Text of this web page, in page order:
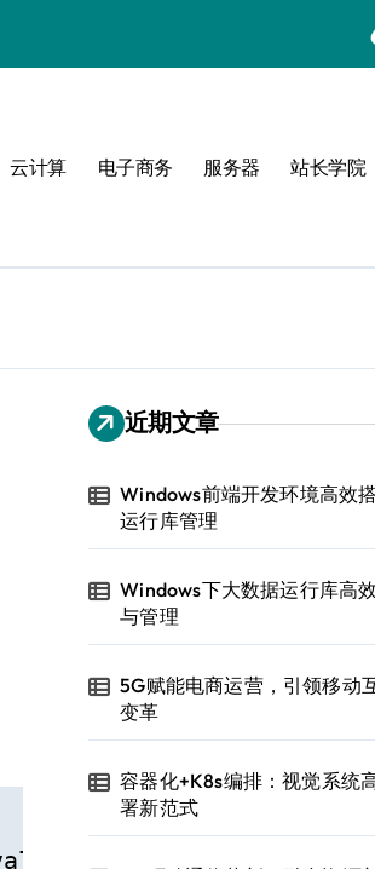
云计算 电子商务 服务器 站长学院
近期文章
Windows前端开发环境高效
运行库管理
Windows下大数据运行库高
与管理
5G赋能电商运营，引领移动
变革
容器化+K8s编排：视觉系统
署新范式